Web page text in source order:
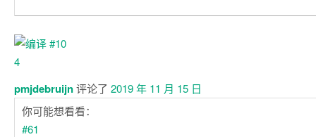
pmjdebruijn评论了 2019 年 11 月 15 日
你可能想看看：
#61